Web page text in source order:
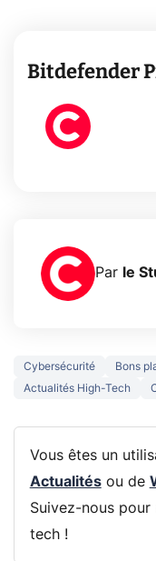
Bitdefender
Par le
Cybersécurité Bons
Actualités High-Tech
Vous êtes un
Actualitésou de
Suivez-nous
tech !